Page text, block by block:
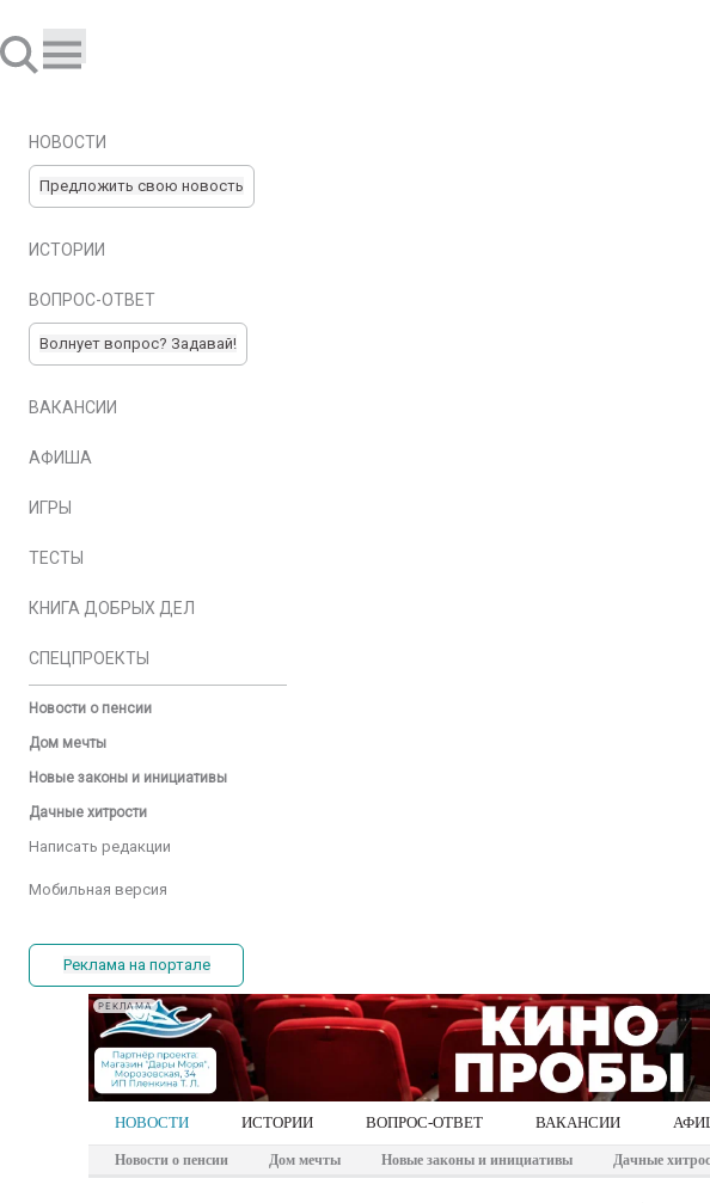
НОВОСТИ
Предложить свою новость
ИСТОРИИ
ВОПРОС-ОТВЕТ
Волнует вопрос? Задавай!
ВАКАНСИИ
АФИША
ИГРЫ
ТЕСТЫ
КНИГА ДОБРЫХ ДЕЛ
СПЕЦПРОЕКТЫ
Новости о пенсии
Дом мечты
Новые законы и инициативы
Дачные хитрости
Написать редакции
Мобильная версия
Реклама на портале
РЕКЛАМА
НОВОСТИ ИСТОРИИ ВОПРОС-ОТВЕТ ВАКАНСИИ
Новости о пенсии Дом мечты Новые законы и инициативы Дачные